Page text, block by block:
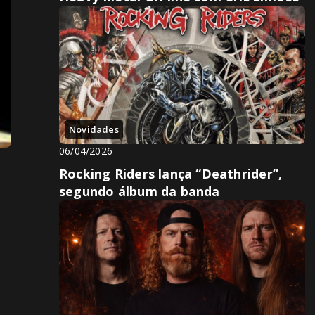
Novidades
06/04/2026
Rocking Riders lança “Deathrider”,
segundo álbum da banda